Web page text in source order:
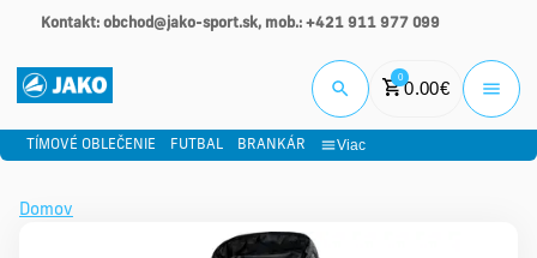
Kontakt: obchod@jako-sport.sk, mob.: +421 911 977 099
0
0.00€
TÍMOVÉ OBLEČENIE FUTBAL BRANKÁR Viac
Domov